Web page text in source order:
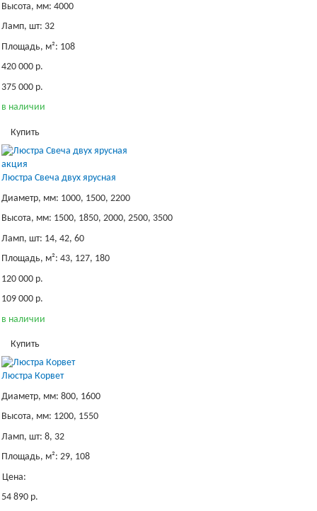
Высота, мм: 4000
Ламп, шт: 32
Площадь, м²: 108
420 000 р.
375 000 р.
в наличии
Купить
акция
Люстра Свеча двух ярусная
Диаметр, мм: 1000, 1500, 2200
Высота, мм: 1500, 1850, 2000, 2500, 3500
Ламп, шт: 14, 42, 60
Площадь, м²: 43, 127, 180
120 000 р.
109 000 р.
в наличии
Купить
Люстра Корвет
Диаметр, мм: 800, 1600
Высота, мм: 1200, 1550
Ламп, шт: 8, 32
Площадь, м²: 29, 108
Цена:
54 890 р.